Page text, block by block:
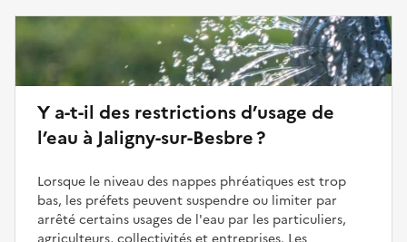
Y a-t-il des restrictions d’usage de
l’eau à Jaligny-sur-Besbre ?
Lorsque le niveau des nappes phréatiques est trop
bas, les préfets peuvent suspendre ou limiter par
arrêté certains usages de l'eau par les particuliers,